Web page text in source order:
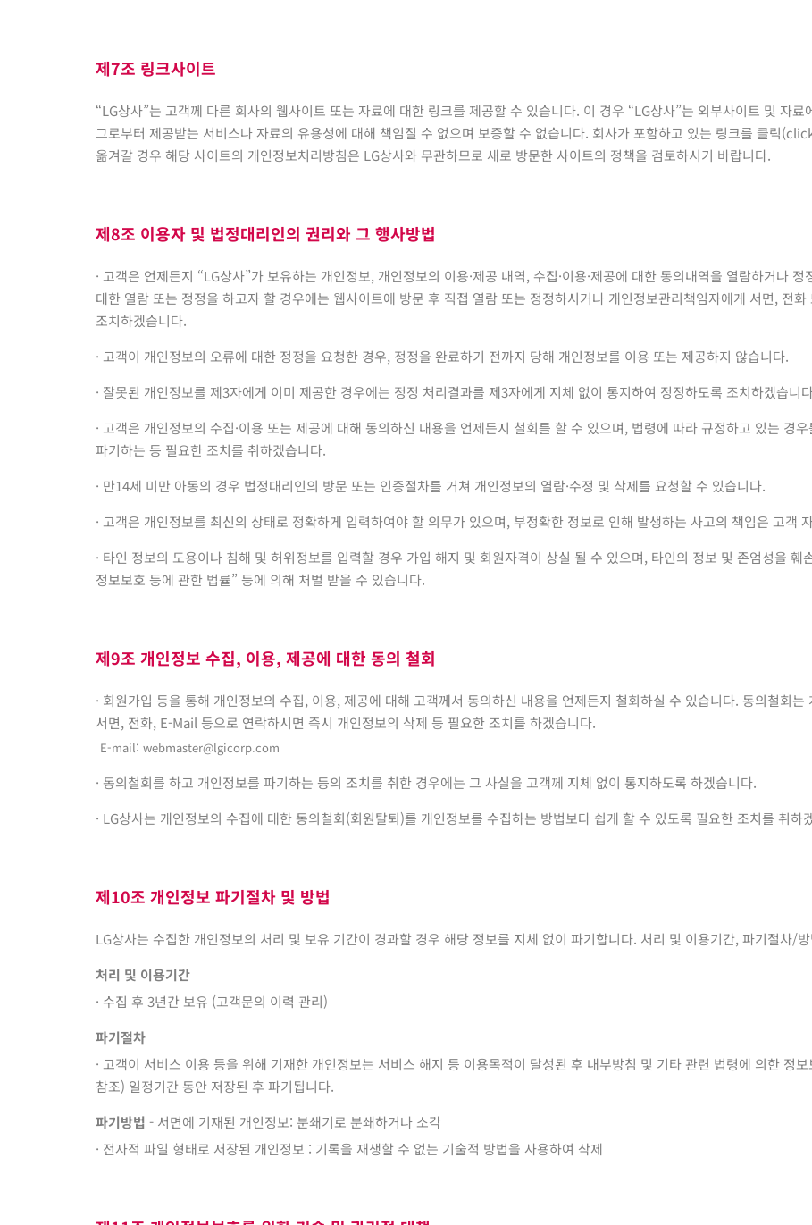
제7조 링크사이트
“LG상사”는 고객께 다른 회사의 웹사이트 또는 자료에 대한 링크를 제공할 수 있습니다. 이 경우 “LG상사”는 외부사이트 및 자
그로부터 제공받는 서비스나 자료의 유용성에 대해 책임질 수 없으며 보증할 수 없습니다. 회사가 포함하고 있는 링크를 클릭
옮겨갈 경우 해당 사이트의 개인정보처리방침은 LG상사와 무관하므로 새로 방문한 사이트의 정책을 검토하시기 바랍니다.
제8조 이용자 및 법정대리인의 권리와 그 행사방법
· 고객은 언제든지 “LG상사”가 보유하는 개인정보, 개인정보의 이용·제공 내역, 수집·이용·제공에 대한 동의내역을 열람하거나
대한 열람 또는 정정을 하고자 할 경우에는 웹사이트에 방문 후 직접 열람 또는 정정하시거나 개인정보관리책임자에게 서면, 전
조치하겠습니다.
· 고객이 개인정보의 오류에 대한 정정을 요청한 경우, 정정을 완료하기 전까지 당해 개인정보를 이용 또는 제공하지 않습니다.
· 잘못된 개인정보를 제3자에게 이미 제공한 경우에는 정정 처리결과를 제3자에게 지체 없이 통지하여 정정하도록 조치하겠습니
· 고객은 개인정보의 수집·이용 또는 제공에 대해 동의하신 내용을 언제든지 철회를 할 수 있으며, 법령에 따라 규정하고 있는 경
파기하는 등 필요한 조치를 취하겠습니다.
· 만14세 미만 아동의 경우 법정대리인의 방문 또는 인증절차를 거쳐 개인정보의 열람·수정 및 삭제를 요청할 수 있습니다.
· 고객은 개인정보를 최신의 상태로 정확하게 입력하여야 할 의무가 있으며, 부정확한 정보로 인해 발생하는 사고의 책임은 고객
· 타인 정보의 도용이나 침해 및 허위정보를 입력할 경우 가입 해지 및 회원자격이 상실 될 수 있으며, 타인의 정보 및 존엄성을 훼
정보보호 등에 관한 법률” 등에 의해 처벌 받을 수 있습니다.
제9조 개인정보 수집, 이용, 제공에 대한 동의 철회
· 회원가입 등을 통해 개인정보의 수집, 이용, 제공에 대해 고객께서 동의하신 내용을 언제든지 철회하실 수 있습니다. 동의철회
서면, 전화, E-Mail 등으로 연락하시면 즉시 개인정보의 삭제 등 필요한 조치를 하겠습니다.
E-mail: webmaster@lgicorp.com
· 동의철회를 하고 개인정보를 파기하는 등의 조치를 취한 경우에는 그 사실을 고객께 지체 없이 통지하도록 하겠습니다.
· LG상사는 개인정보의 수집에 대한 동의철회(회원탈퇴)를 개인정보를 수집하는 방법보다 쉽게 할 수 있도록 필요한 조치를 취하
제10조 개인정보 파기절차 및 방법
LG상사는 수집한 개인정보의 처리 및 보유 기간이 경과할 경우 해당 정보를 지체 없이 파기합니다. 처리 및 이용기간, 파기절차/
처리 및 이용기간
· 수집 후 3년간 보유 (고객문의 이력 관리)
파기절차
· 고객이 서비스 이용 등을 위해 기재한 개인정보는 서비스 해지 등 이용목적이 달성된 후 내부방침 및 기타 관련 법령에 의한 정
참조) 일정기간 동안 저장된 후 파기됩니다.
파기방법 - 서면에 기재된 개인정보: 분쇄기로 분쇄하거나 소각
· 전자적 파일 형태로 저장된 개인정보 : 기록을 재생할 수 없는 기술적 방법을 사용하여 삭제